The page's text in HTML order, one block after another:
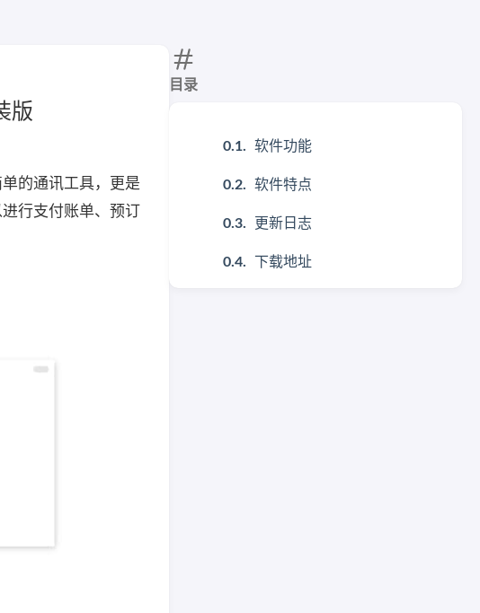
目录
软件功能
软件特点
更新日志
下载地址
版
的通讯工具，更是
行支付账单、预订